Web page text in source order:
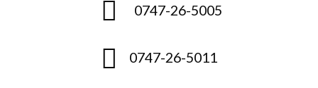
0747-26-5005
0747-26-5011